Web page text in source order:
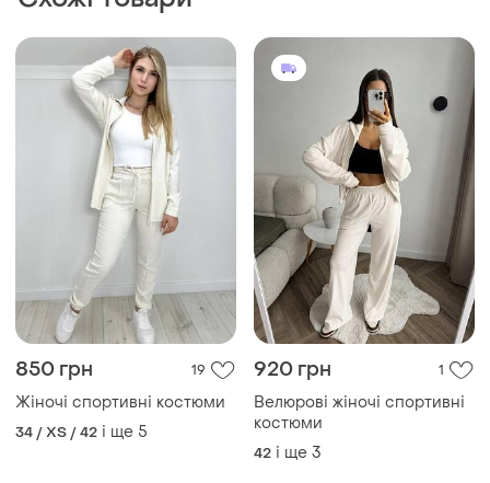
850 грн 19
Жіночі спортивні костюми
34 / XS / 42 і ще 5
920 грн 1
Велюрові жіночі спортивні
костюми
42 і ще 3